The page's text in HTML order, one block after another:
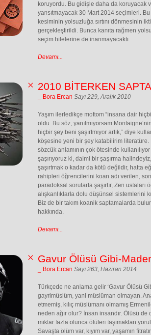
koruyordu. Bu gidişle daha da koruyacak
yansıtmayacak 30 Mart 2014 seçimleri.
kesiminin yolsuzluğa sırtını dönmesinin
gerçekleştirildi. Bunca kanıta rağmen
seçim hilelerine de inanmayacaktı.
Devamı...
2010 BİTERKEN
_ Bora Ercan Sayı 229, Aralık 2010
Yaşım ilerledikçe mottom “insana dair
oldu. Bu söz, yanılmıyorsam
hiçbir şey beni şaşırtmıyor artık,” diye
köşesine yeni bir şey katabilirim literatüre.
sözcük anlamının çok ötesinde
şaşırıyoruz ki, daimi bir şaşırma
şaşırtmak o kadar da kötü değildir, hatta
rahipleri öğrencilerini koan adı verilen,
paradoksal sorularla şaşırtır, Zen ustaları
alışkanlıklarla dolu düşünsel sistemlerini
Biz de bir takım koanik saptamalarda
hakkında.
Devamı...
Gavur Ölüsü Gibi-
_ Bora Ercan Sayı 263, Haziran 2014
Türkçede ne anlama gelir ‘Gavur Ölüsü
gayrimüslüm, yani müslüman olmayan.
etmemiş, kılıç müslümanı olmamış
neden ağır olur? İnsan insandır. Ölüsü de
miktar fazla olunca ölüleri taşımaktan
Savaşta ölüm var, kıyım var, yaşamın